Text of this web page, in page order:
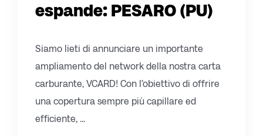
espande: PESARO (PU)
Siamo lieti di annunciare un importante
ampliamento del network della nostra carta
carburante, VCARD! Con l’obiettivo di offrire
una copertura sempre più capillare ed
efficiente, ...